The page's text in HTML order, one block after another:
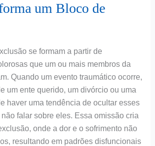
um Bloco de
se formam a partir de
que um ou mais membros da
Quando um evento traumático ocorre,
um ente querido, um divórcio ou uma
haver uma tendência de ocultar esses
falar sobre eles. Essa omissão cria
onde a dor e o sofrimento não
resultando em padrões disfuncionais